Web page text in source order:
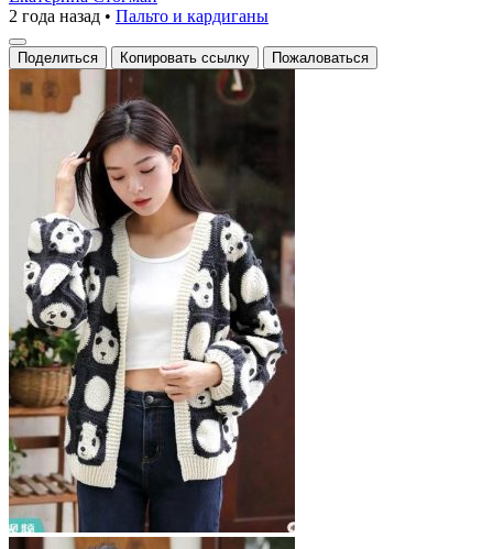
2 года назад • Пальто и кардиганы
Поделиться Копировать ссылку Пожаловаться